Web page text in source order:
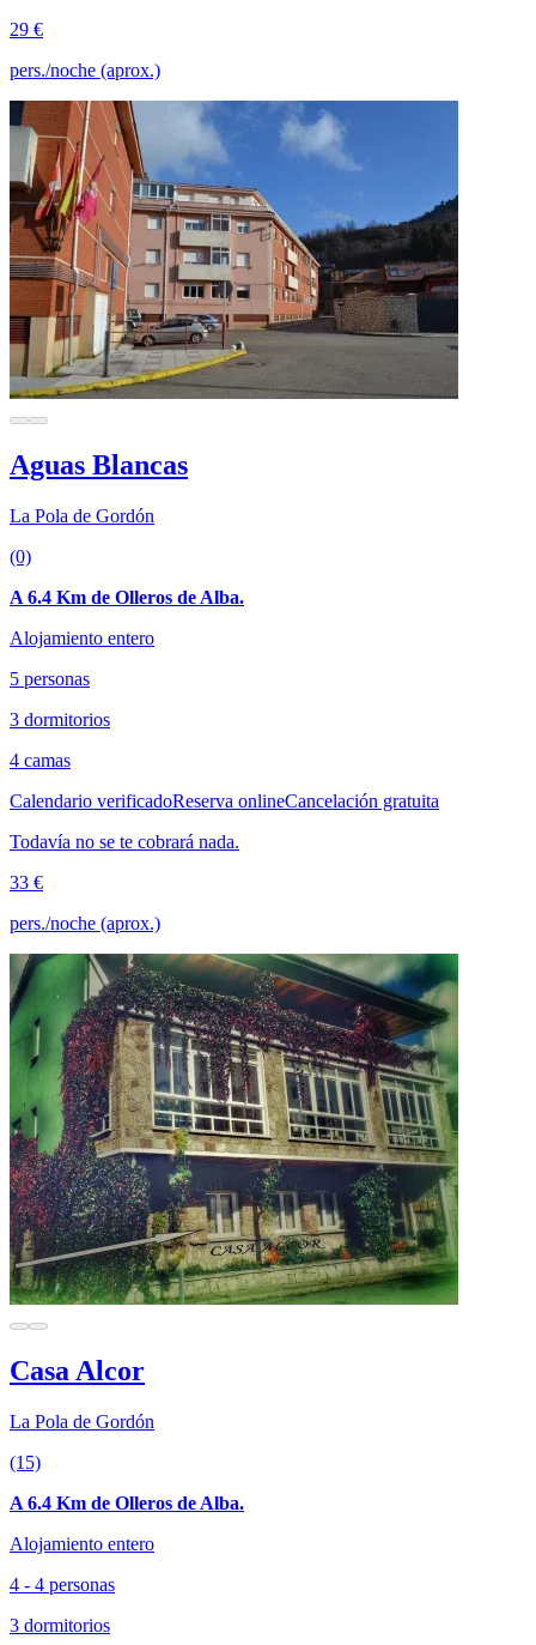
29 €
pers./noche (aprox.)
Aguas Blancas
La Pola de Gordón
(0)
A 6.4 Km de Olleros de Alba.
Alojamiento entero
5 personas
3 dormitorios
4 camas
Calendario verificadoReserva onlineCancelación gratuita
Todavía no se te cobrará nada.
33 €
pers./noche (aprox.)
Casa Alcor
La Pola de Gordón
(15)
A 6.4 Km de Olleros de Alba.
Alojamiento entero
4 - 4 personas
3 dormitorios